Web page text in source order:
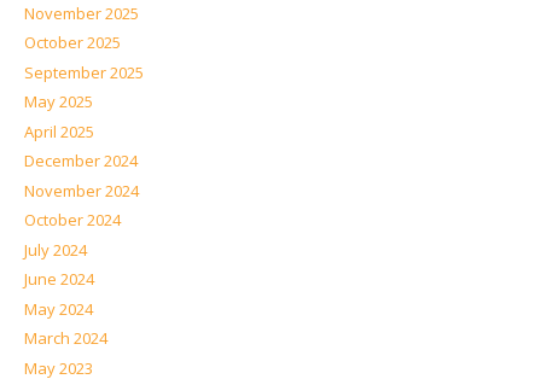
November 2025
October 2025
September 2025
May 2025
April 2025
December 2024
November 2024
October 2024
July 2024
June 2024
May 2024
March 2024
May 2023